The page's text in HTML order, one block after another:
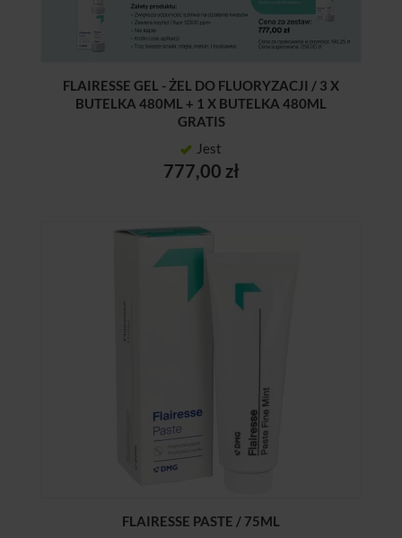
FLAIRESSE GEL - ŻEL DO FLUORYZACJI / 3 X
BUTELKA 480ML + 1 X BUTELKA 480ML
GRATIS
Jest
777,00 zł
FLAIRESSE PASTE / 75ML